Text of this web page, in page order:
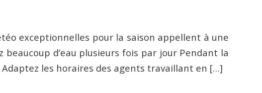
exceptionnelles pour la saison appellent à une
d’eau plusieurs fois par jour Pendant la
les horaires des agents travaillant en […]